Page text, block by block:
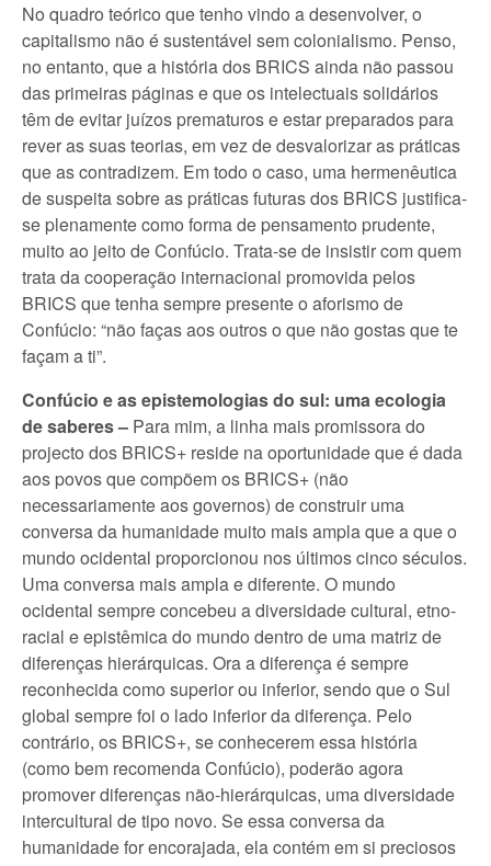
No quadro teórico que tenho vindo a desenvolver, o
capitalismo não é sustentável sem colonialismo. Penso,
no entanto, que a história dos BRICS ainda não passou
das primeiras páginas e que os intelectuais solidários
têm de evitar juízos prematuros e estar preparados para
rever as suas teorias, em vez de desvalorizar as práticas
que as contradizem. Em todo o caso, uma hermenêutica
de suspeita sobre as práticas futuras dos BRICS justifica-
se plenamente como forma de pensamento prudente,
muito ao jeito de Confúcio. Trata-se de insistir com quem
trata da cooperação internacional promovida pelos
BRICS que tenha sempre presente o aforismo de
Confúcio: “não faças aos outros o que não gostas que te
façam a ti”.
Confúcio e as epistemologias do sul: uma ecologia
de saberes – Para mim, a linha mais promissora do
projecto dos BRICS+ reside na oportunidade que é dada
aos povos que compõem os BRICS+ (não
necessariamente aos governos) de construir uma
conversa da humanidade muito mais ampla que a que o
mundo ocidental proporcionou nos últimos cinco séculos.
Uma conversa mais ampla e diferente. O mundo
ocidental sempre concebeu a diversidade cultural, etno-
racial e epistêmica do mundo dentro de uma matriz de
diferenças hierárquicas. Ora a diferença é sempre
reconhecida como superior ou inferior, sendo que o Sul
global sempre foi o lado inferior da diferença. Pelo
contrário, os BRICS+, se conhecerem essa história
(como bem recomenda Confúcio), poderão agora
promover diferenças não-hierárquicas, uma diversidade
intercultural de tipo novo. Se essa conversa da
humanidade for encorajada, ela contém em si preciosos